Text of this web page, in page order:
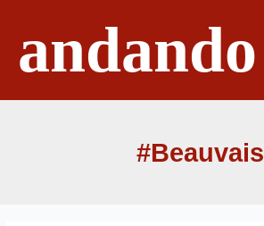
springenandando
#Beauvais